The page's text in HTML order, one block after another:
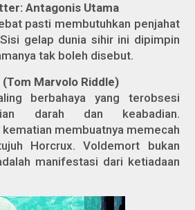
Antagonis Utama
pasti membutuhkan penjahat
gelap dunia sihir ini dipimpin
tak boleh disebut.
(Tom Marvolo Riddle)
berbahaya yang terobsesi
darah dan keabadian.
kematian membuatnya memecah
Horcrux. Voldemort bukan
manifestasi dari ketiadaan